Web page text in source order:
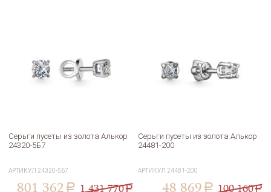
Серьги пусеты из золота Алькор
24320-5Б7
АРТИКУЛ 24320-5Б7
801 362 a 1 431 770a
Серьги пусеты из золота Алькор
24481-200
АРТИКУЛ 24481-200
48 869 a 100 160a